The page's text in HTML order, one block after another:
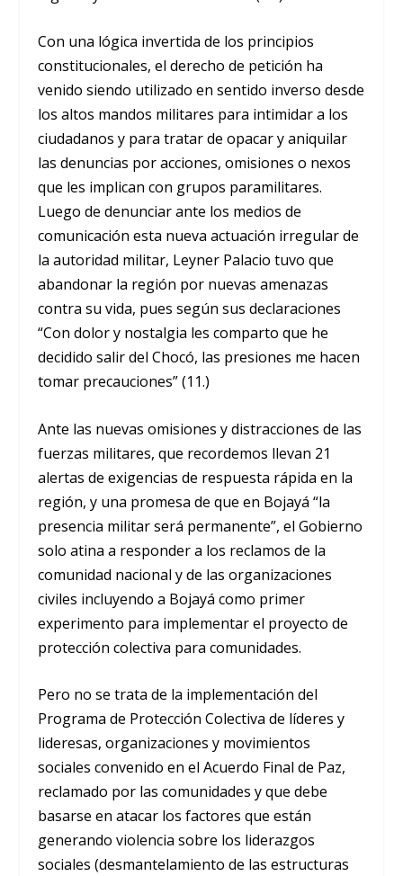
Con una lógica invertida de los principios
constitucionales, el derecho de petición ha
venido siendo utilizado en sentido inverso desde
los altos mandos militares para intimidar a los
ciudadanos y para tratar de opacar y aniquilar
las denuncias por acciones, omisiones o nexos
que les implican con grupos paramilitares.
Luego de denunciar ante los medios de
comunicación esta nueva actuación irregular de
la autoridad militar, Leyner Palacio tuvo que
abandonar la región por nuevas amenazas
contra su vida, pues según sus declaraciones
“Con dolor y nostalgia les comparto que he
decidido salir del Chocó, las presiones me hacen
tomar precauciones” (11.)
Ante las nuevas omisiones y distracciones de las
fuerzas militares, que recordemos llevan 21
alertas de exigencias de respuesta rápida en la
región, y una promesa de que en Bojayá “la
presencia militar será permanente”, el Gobierno
solo atina a responder a los reclamos de la
comunidad nacional y de las organizaciones
civiles incluyendo a Bojayá como primer
experimento para implementar el proyecto de
protección colectiva para comunidades.
Pero no se trata de la implementación del
Programa de Protección Colectiva de líderes y
lideresas, organizaciones y movimientos
sociales convenido en el Acuerdo Final de Paz,
reclamado por las comunidades y que debe
basarse en atacar los factores que están
generando violencia sobre los liderazgos
sociales (desmantelamiento de las estructuras